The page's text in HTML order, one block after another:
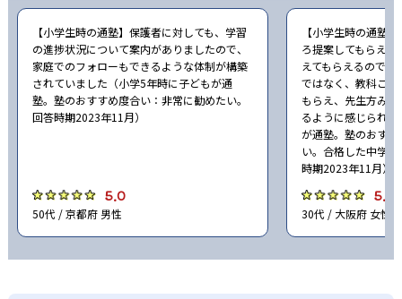
【小学生時の通塾】保護者に対しても、学習
の進捗状況について案内がありましたので、
家庭でのフォローもできるような体制が構築
されていました（小学5年時に子どもが通
塾。塾のおすすめ度合い：非常に勧めたい。
回答時期2023年11月）
5.0
50代 / 京都府 男性
【小学生時の通塾
ろ提案してもらえ
えてもらえるので
ではなく、教科ご
もらえ、先生方み
るように感じられ
が通塾。塾のおす
い。合格した中学
時期2023年11月）
5.0
30代 / 大阪府 女性